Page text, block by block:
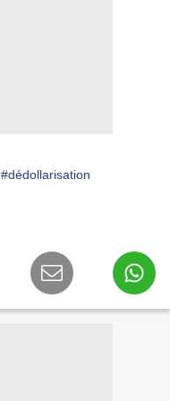
#dédollarisation